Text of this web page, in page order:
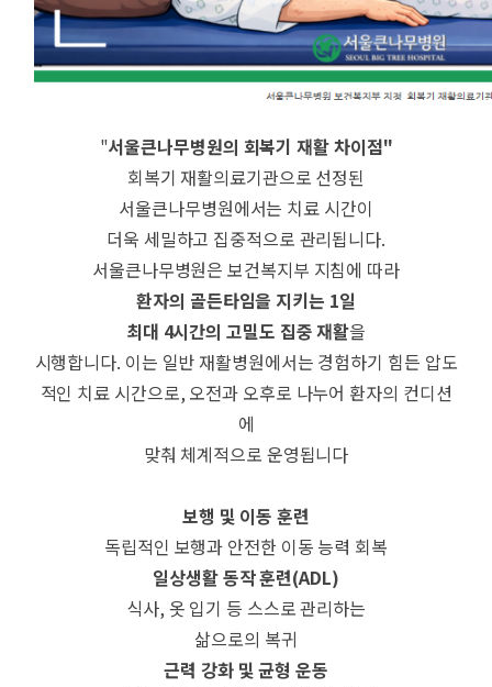
"서울큰나무병원의 회복기 재활 차이점"
회복기 재활의료기관으로 선정된
서울큰나무병원에서는 치료 시간이
더욱 세밀하고 집중적으로 관리됩니다.
서울큰나무병원은 보건복지부 지침에 따라
환자의 골든타임을 지키는 1일
최대 4시간의 고밀도 집중 재활을
시행합니다. 이는 일반 재활병원에서는 경험하기 힘든 압도
적인 치료 시간으로, 오전과 오후로 나누어 환자의 컨디션
에
맞춰 체계적으로 운영됩니다
보행 및 이동 훈련
독립적인 보행과 안전한 이동 능력 회복
일상생활 동작 훈련(ADL)
식사, 옷 입기 등 스스로 관리하는
삶으로의 복귀
근력 강화 및 균형 운동